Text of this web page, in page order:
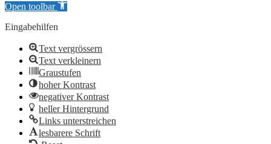
Open toolbar
Eingabehilfen
Text vergrössern
Text verkleinern
Graustufen
hoher Kontrast
negativer Kontrast
heller Hintergrund
Links unterstreichen
lesbarere Schrift